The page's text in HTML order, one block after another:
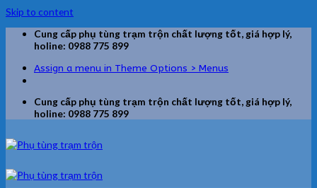
Skip to content
Cung cấp phụ tùng trạm trộn chất lượng tốt, giá hợp lý,
holine: 0988 775 899
Assign a menu in Theme Options > Menus
Cung cấp phụ tùng trạm trộn chất lượng tốt, giá hợp lý,
holine: 0988 775 899